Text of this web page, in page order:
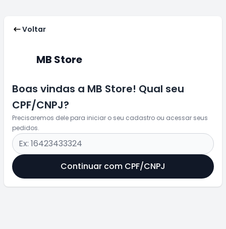
Voltar
MB Store
Boas vindas a MB Store! Qual seu
CPF/CNPJ?
Precisaremos dele para iniciar o seu cadastro ou acessar seus
pedidos.
Continuar com CPF/CNPJ